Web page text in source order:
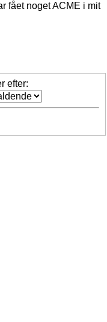
fået noget ACME i mit
efter: